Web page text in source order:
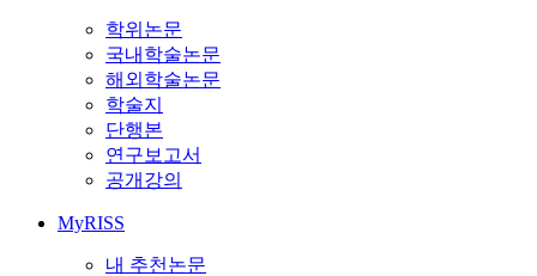
학위논문
국내학술논문
해외학술논문
학술지
단행본
연구보고서
공개강의
MyRISS
내 추천논문